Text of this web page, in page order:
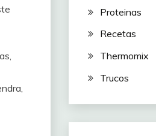
Proteinas
Recetas
Thermomix
Trucos